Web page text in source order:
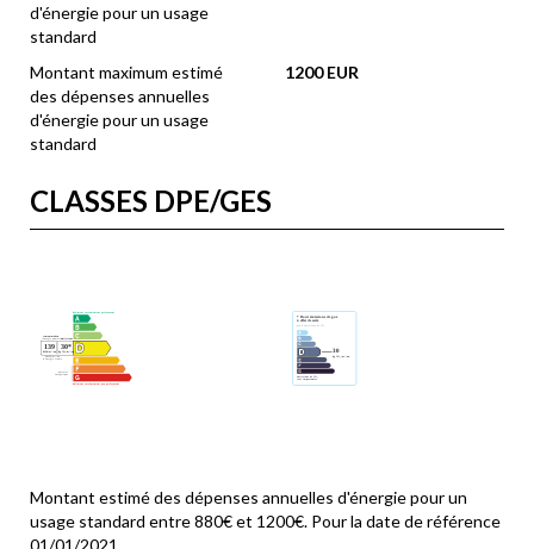
d'énergie pour un usage
standard
Montant maximum estimé
des dépenses annuelles
d'énergie pour un usage
standard
1200 EUR
CLASSES DPE/GES
Montant estimé des dépenses annuelles d'énergie pour un
usage standard entre 880€ et 1200€. Pour la date de référence
01/01/2021.